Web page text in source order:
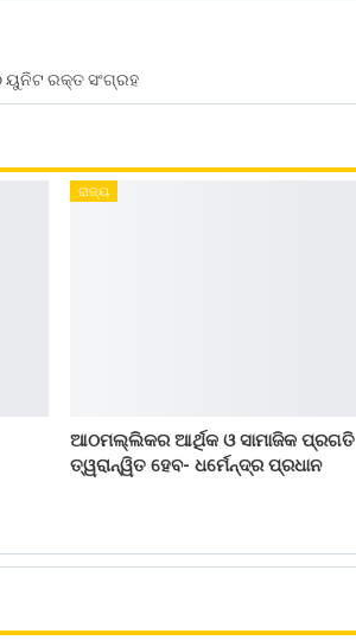
ୟୁନିଟ ରକ୍ତ ସଂଗ୍ରହ
ରାଜ୍ୟ
ଆଠମଲ୍ଲିକର ଆର୍ଥିକ ଓ ସାମାଜିକ ପ୍ରଗତି
ତ୍ୱରାନ୍ୱିତ ହେବ- ଧର୍ମେନ୍ଦ୍ର ପ୍ରଧାନ